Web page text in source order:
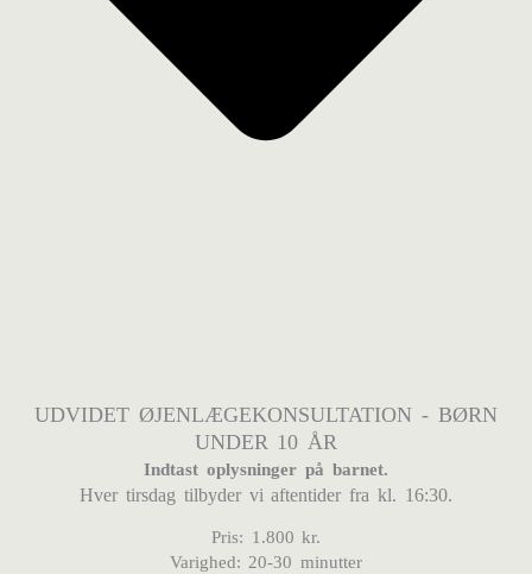
UDVIDET ØJENLÆGEKONSULTATION - BØRN
UNDER 10 ÅR
Indtast oplysninger på barnet.
Hver tirsdag tilbyder vi aftentider fra kl. 16:30.
Pris: 1.800 kr.
Varighed: 20-30 minutter